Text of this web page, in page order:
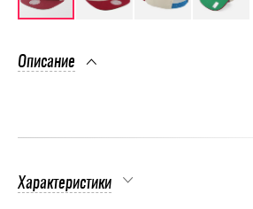
Описание
Характеристики